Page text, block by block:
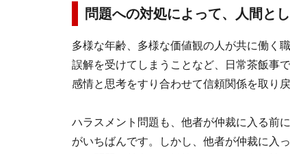
問題への対処によって、人間と
多様な年齢、多様な価値観の人が共に働く
誤解を受けてしまうことなど、日常茶飯事
感情と思考をすり合わせて信頼関係を取り
ハラスメント問題も、他者が仲裁に入る前
がいちばんです。しかし、他者が仲裁に入